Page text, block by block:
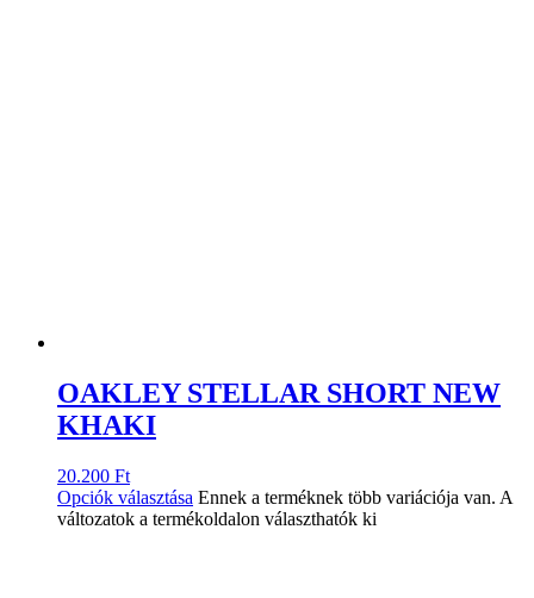
OAKLEY STELLAR SHORT NEW
KHAKI
20.200 Ft
Opciók választása Ennek a terméknek több variációja van. A
változatok a termékoldalon választhatók ki